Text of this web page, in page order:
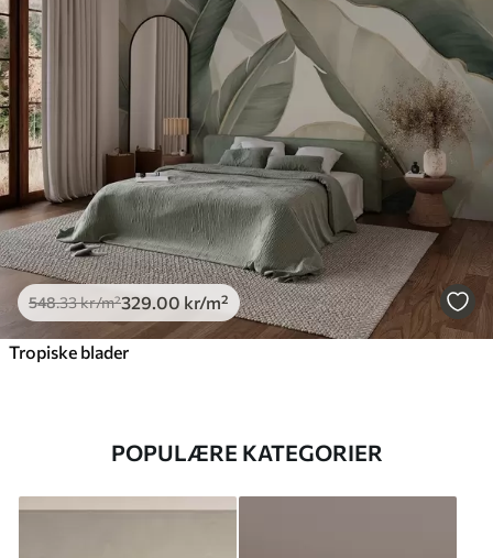
548.33kr/m²329.00 kr/m²
Tropiske blader
POPULÆRE KATEGORIER